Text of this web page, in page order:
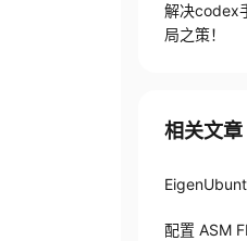
解决codex
局之策！
相关文章
配置 ASM